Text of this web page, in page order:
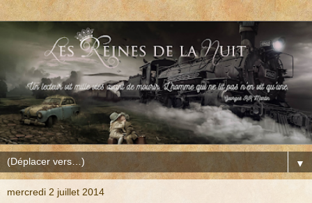
▼
mercredi 2 juillet 2014